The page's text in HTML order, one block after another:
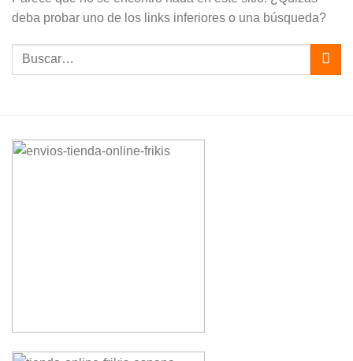
deba probar uno de los links inferiores o una búsqueda?